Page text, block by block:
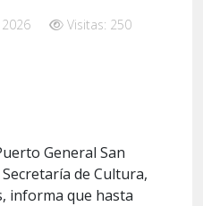
Visitas: 250
General San
de Cultura,
informa que hasta